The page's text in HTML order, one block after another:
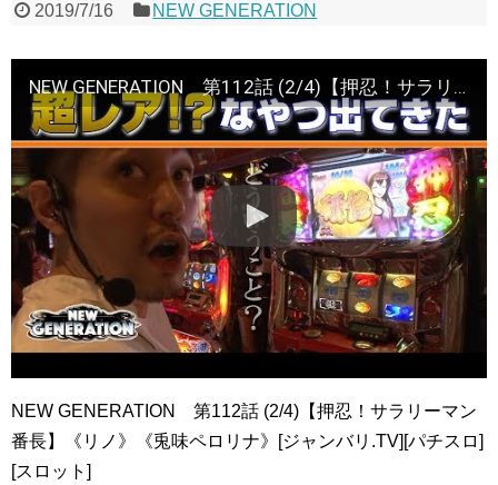
2019/7/16 NEW GENERATION
NEW GENERATION 第112話 (2/4)【押忍！サラリーマン番長】《リノ》《兎味ペロリナ》[ジャンバリ.TV][パチスロ][スロット]
NEW GENERATION 第112話 (2/4)【押忍！サラリーマン
番長】《リノ》《兎味ペロリナ》[ジャンバリ.TV][パチスロ]
[スロット]